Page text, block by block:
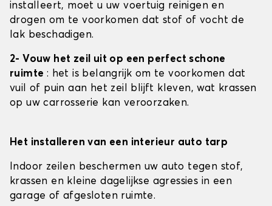
installeert, moet u uw voertuig reinigen en
drogen om te voorkomen dat stof of vocht de
lak beschadigen.
2- Vouw het zeil uit op een perfect schone
ruimte : het is belangrijk om te voorkomen dat
vuil of puin aan het zeil blijft kleven, wat krassen
op uw carrosserie kan veroorzaken.
Het installeren van een interieur auto tarp
Indoor zeilen beschermen uw auto tegen stof,
krassen en kleine dagelijkse agressies in een
garage of afgesloten ruimte.